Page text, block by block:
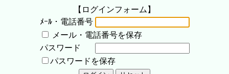
【ログインフォーム】
ﾒｰﾙ・電話番号
メール・電話番号を保存
パスワード
パスワードを保存